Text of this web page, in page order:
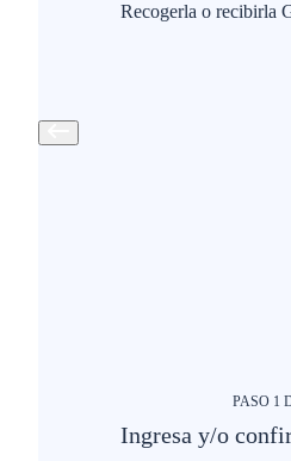
Recogerla o recibirla
PASO 1
Ingresa y/o